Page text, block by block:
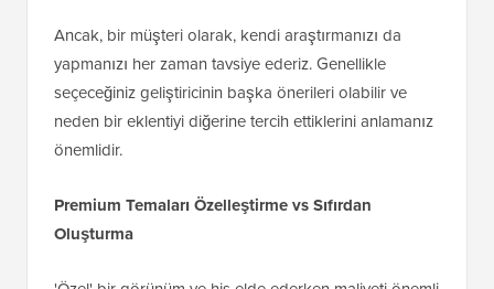
Ancak, bir müşteri olarak, kendi araştırmanızı da
yapmanızı her zaman tavsiye ederiz. Genellikle
seçeceğiniz geliştiricinin başka önerileri olabilir ve
neden bir eklentiyi diğerine tercih ettiklerini anlamanız
önemlidir.
Premium Temaları Özelleştirme vs Sıfırdan
Oluşturma